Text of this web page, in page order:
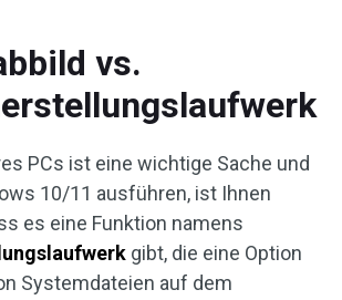
vs.
PCs ist eine wichtige Sache und
10/11 ausführen, ist Ihnen
es eine Funktion namens
gibt, die eine Option
Systemdateien auf dem